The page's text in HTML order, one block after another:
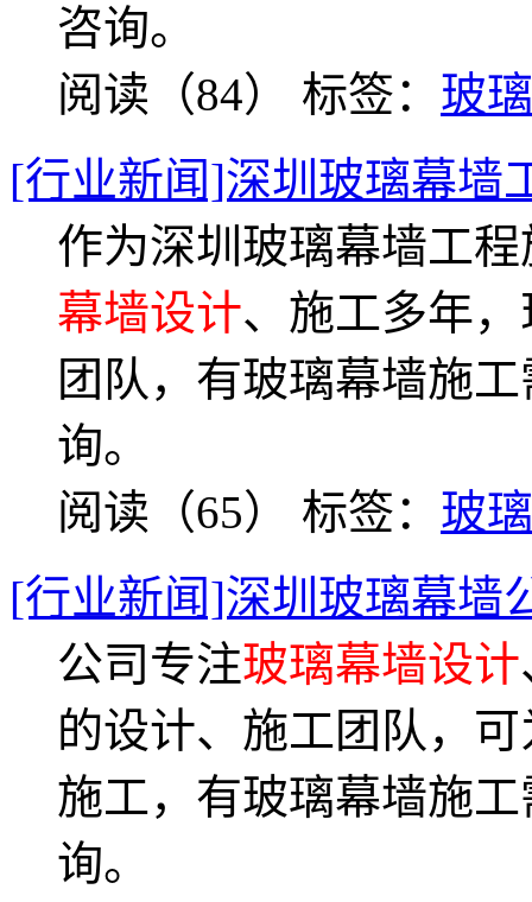
咨询。
阅读（84） 标签： 玻
[行业新闻]深圳玻璃幕墙
作为深圳玻璃幕墙工
幕墙设计、施工多年
团队，有玻璃幕墙施
询。
阅读（65） 标签： 玻
[行业新闻]深圳玻璃幕墙
公司专注玻璃幕墙设计
的设计、施工团队，
施工，有玻璃幕墙施
询。